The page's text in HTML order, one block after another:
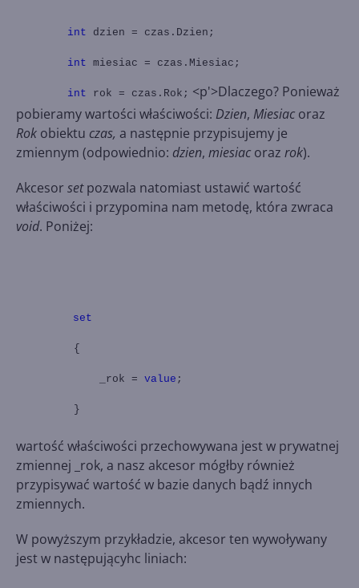
int dzien = czas.Dzien;
int miesiac = czas.Miesiac;
int rok = czas.Rok; <p'>Dlaczego? Ponieważ
pobieramy wartości właściwości: Dzien, Miesiac oraz
Rok obiektu czas, a następnie przypisujemy je
zmiennym (odpowiednio: dzien, miesiac oraz rok).
Akcesor setpozwala natomiast ustawić wartość
właściwości i przypomina nam metodę, która zwraca
void. Poniżej:
set
{
_rok = value ;
}
wartość właściwości przechowywana jest w prywatnej
zmiennej _rok, a nasz akcesor mógłby również
przypisywać wartość w bazie danych bądź innych
zmiennych.
W powyższym przykładzie, akcesor ten wywoływany
jest w następującyhc liniach: